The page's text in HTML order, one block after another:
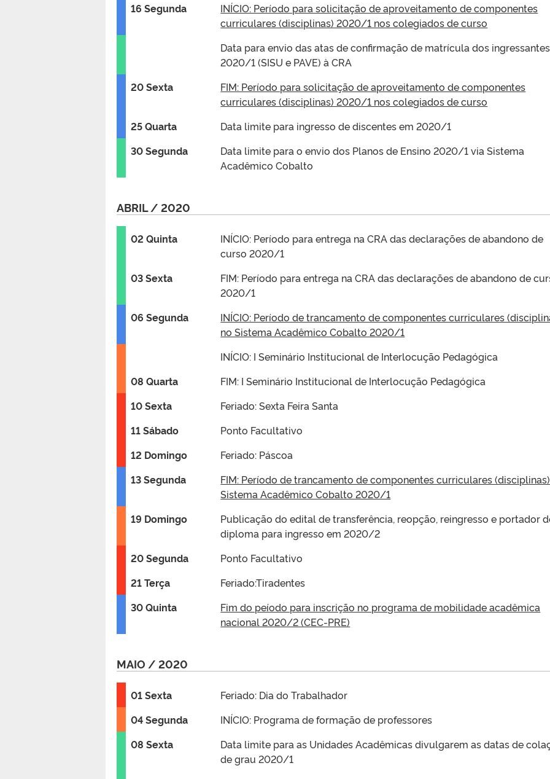
16 Segunda
INÍCIO: Período para solicitação de aproveitamento de componentes
curriculares (disciplinas) 2020/1 nos colegiados de curso
Data para envio das atas de confirmação de matrícula dos ingressantes
2020/1 (SISU e PAVE) à CRA
20 Sexta
FIM: Período para solicitação de aproveitamento de componentes
curriculares (disciplinas) 2020/1 nos colegiados de curso
25 Quarta
Data limite para ingresso de discentes em 2020/1
30 Segunda
Data limite para o envio dos Planos de Ensino 2020/1 via Sistema
Acadêmico Cobalto
ABRIL / 2020
02 Quinta
INÍCIO: Período para entrega na CRA das declarações de abandono de
curso 2020/1
03 Sexta
FIM: Período para entrega na CRA das declarações de abandono de
2020/1
06 Segunda
INÍCIO: Período de trancamento de componentes curriculares
no Sistema Acadêmico Cobalto 2020/1
INÍCIO: I Seminário Institucional de Interlocução Pedagógica
08 Quarta
FIM: I Seminário Institucional de Interlocução Pedagógica
10 Sexta
Feriado: Sexta Feira Santa
11 Sábado
Ponto Facultativo
12 Domingo
Feriado: Páscoa
13 Segunda
FIM: Período de trancamento de componentes curriculares
Sistema Acadêmico Cobalto 2020/1
19 Domingo
Publicação do edital de transferência, reopção, reingresso e portador
diploma para ingresso em 2020/2
20 Segunda
Ponto Facultativo
21 Terça
Feriado:Tiradentes
30 Quinta
Fim do peíodo para inscrição no programa de mobilidade acadêmica
nacional 2020/2 (CEC-PRE)
MAIO / 2020
01 Sexta
Feriado: Dia do Trabalhador
04 Segunda
INÍCIO: Programa de formação de professores
08 Sexta
Data limite para as Unidades Acadêmicas divulgarem as datas de
de grau 2020/1